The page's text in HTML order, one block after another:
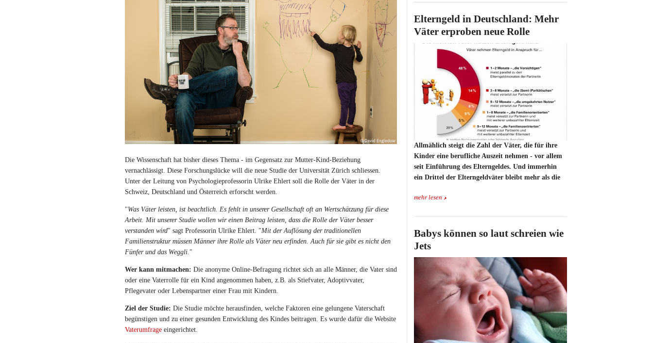
Die Wissenschaft hat bisher dieses Thema - im Gegensatz zur Mutter-Kind-Beziehung
vernachlässigt. Diese Forschungslücke will die neue Studie der Universität Zürich schliessen.
Unter der Leitung von Psychologieprofessorin Ulrike Ehlert soll die Rolle der Väter in der
Schweiz, Deutschland und Österreich erforscht werden.
"Was Väter leisten, ist beachtlich. Es fehlt in unserer Gesellschaft oft an Wertschätzung für diese
Arbeit. Mit unserer Studie wollen wir einen Beitrag leisten, dass die Rolle der Väter besser
verstanden wird" sagt Professorin Ulrike Ehlert. "Mit der Auflösung der traditionellen
Familienstruktur müssen Männer ihre Rolle als Väter neu erfinden. Auch für sie gibt es nicht den
Fünfer und das Weggli. "
Wer kann mitmachen: Die anonyme Online-Befragung richtet sich an alle Männer, die Vater sind
oder eine Vaterrolle für ein Kind angenommen haben, z.B. als Stiefvater, Adoptivvater,
Pflegevater oder Lebenspartner einer Frau mit Kindern.
Ziel der Studie: Die Studie möchte herausfinden, welche Faktoren eine gelungene Vaterschaft
begünstigen und zu einer gesunden Entwicklung des Kindes beitragen. Es wurde dafür die Website
Vaterumfrage eingerichtet.
Elterngeld in Deutschland: Mehr
Väter erproben neue Rolle
Allmählich steigt die Zahl der Väter, die für ihre
Kinder eine berufliche Auszeit nehmen - vor allem
seit Einführung des Elterngeldes. Und immerhin
ein Drittel der Elterngeldväter bleibt mehr als die
mehr lesen
Babys können so laut schreien wie
Jets